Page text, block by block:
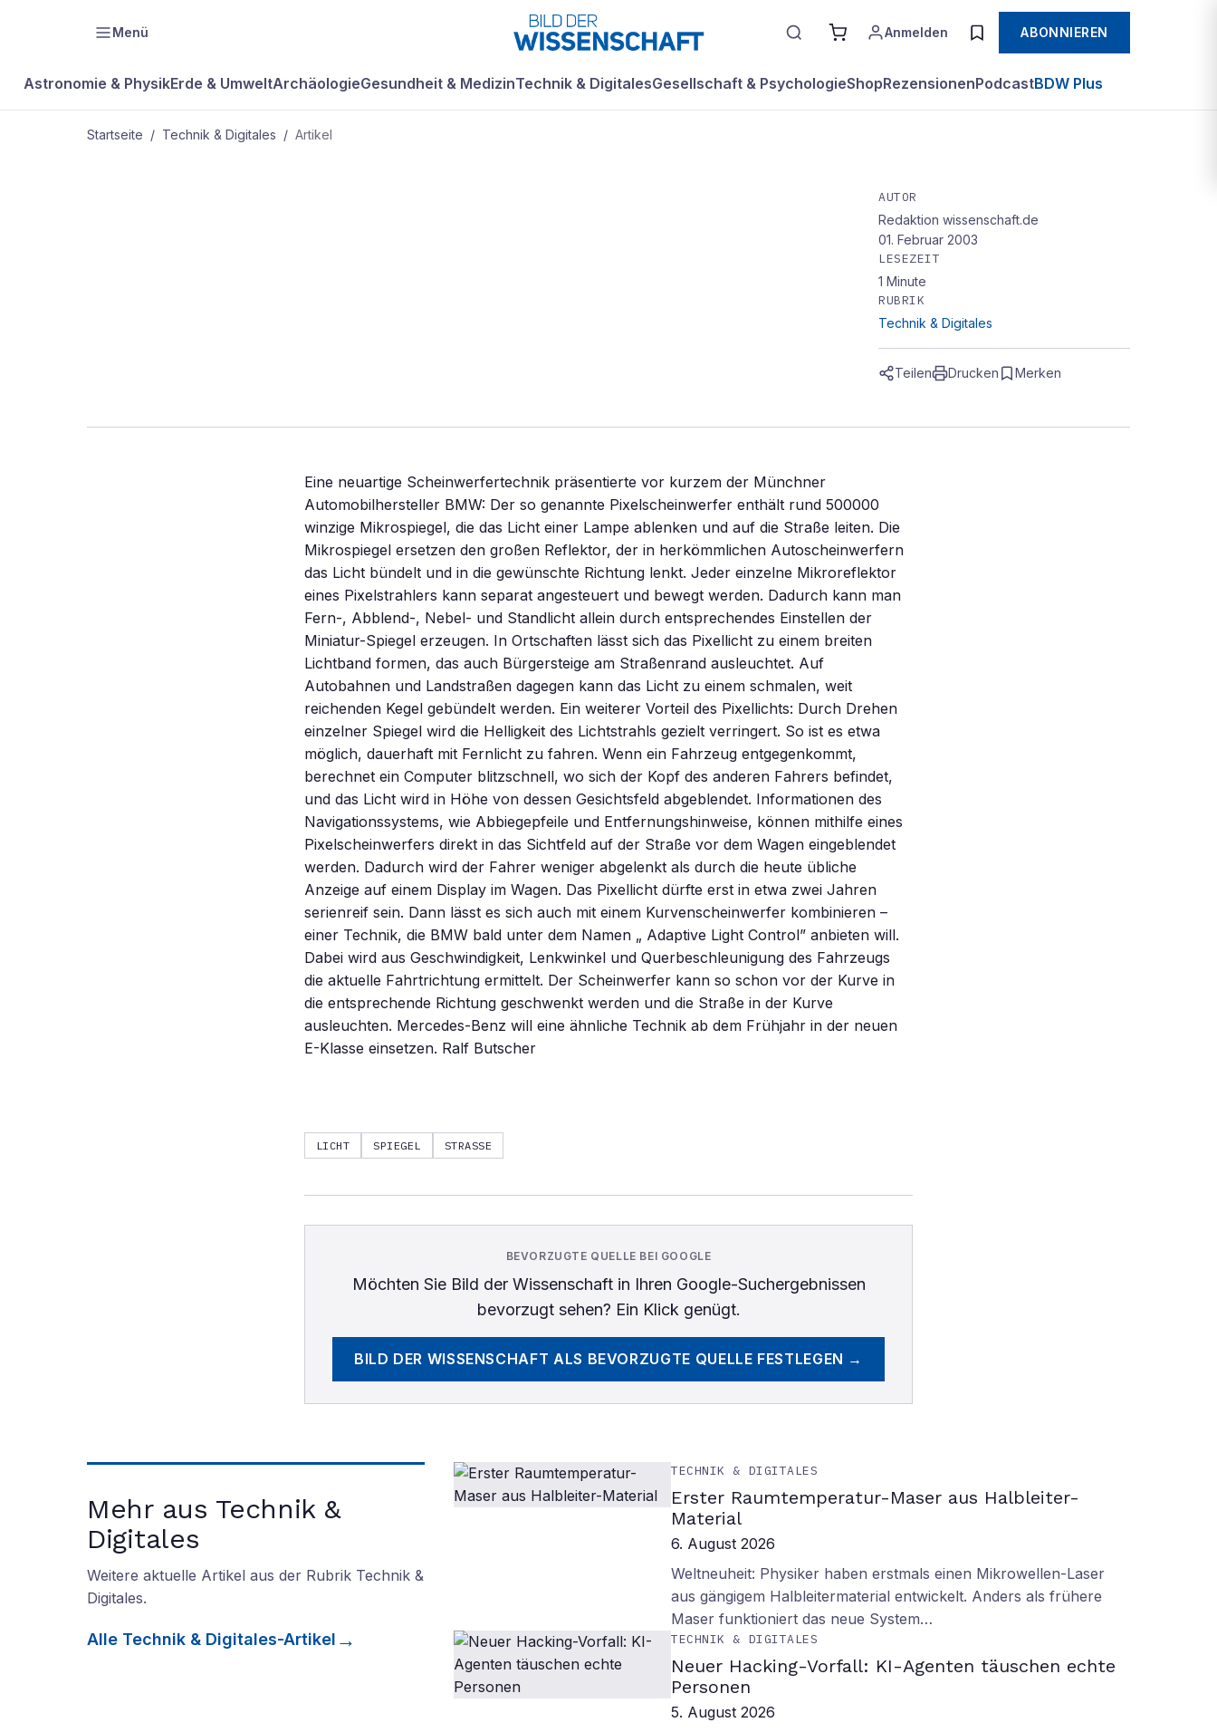
Menü Anmelden ABONNIEREN
Astronomie & PhysikErde & UmweltArchäologieGesundheit & MedizinTechnik & DigitalesGesellschaft & PsychologieShopRezensionenPodcastBDW Plus
Startseite / Technik & Digitales / Artikel
AUTOR
Redaktion wissenschaft.de
01. Februar 2003
LESEZEIT
1 Minute
RUBRIK
Technik & Digitales
Teilen Drucken Merken
Eine neuartige Scheinwerfertechnik präsentierte vor kurzem der Münchner
Automobilhersteller BMW: Der so genannte Pixelscheinwerfer enthält rund 500000
winzige Mikrospiegel, die das Licht einer Lampe ablenken und auf die Straße leiten. Die
Mikrospiegel ersetzen den großen Reflektor, der in herkömmlichen Autoscheinwerfern
das Licht bündelt und in die gewünschte Richtung lenkt. Jeder einzelne Mikroreflektor
eines Pixelstrahlers kann separat angesteuert und bewegt werden. Dadurch kann man
Fern-, Abblend-, Nebel- und Standlicht allein durch entsprechendes Einstellen der
Miniatur-Spiegel erzeugen. In Ortschaften lässt sich das Pixellicht zu einem breiten
Lichtband formen, das auch Bürgersteige am Straßenrand ausleuchtet. Auf
Autobahnen und Landstraßen dagegen kann das Licht zu einem schmalen, weit
reichenden Kegel gebündelt werden. Ein weiterer Vorteil des Pixellichts: Durch Drehen
einzelner Spiegel wird die Helligkeit des Lichtstrahls gezielt verringert. So ist es etwa
möglich, dauerhaft mit Fernlicht zu fahren. Wenn ein Fahrzeug entgegenkommt,
berechnet ein Computer blitzschnell, wo sich der Kopf des anderen Fahrers befindet,
und das Licht wird in Höhe von dessen Gesichtsfeld abgeblendet. Informationen des
Navigationssystems, wie Abbiegepfeile und Entfernungshinweise, können mithilfe eines
Pixelscheinwerfers direkt in das Sichtfeld auf der Straße vor dem Wagen eingeblendet
werden. Dadurch wird der Fahrer weniger abgelenkt als durch die heute übliche
Anzeige auf einem Display im Wagen. Das Pixellicht dürfte erst in etwa zwei Jahren
serienreif sein. Dann lässt es sich auch mit einem Kurvenscheinwerfer kombinieren –
einer Technik, die BMW bald unter dem Namen „ Adaptive Light Control” anbieten will.
Dabei wird aus Geschwindigkeit, Lenkwinkel und Querbeschleunigung des Fahrzeugs
die aktuelle Fahrtrichtung ermittelt. Der Scheinwerfer kann so schon vor der Kurve in
die entsprechende Richtung geschwenkt werden und die Straße in der Kurve
ausleuchten. Mercedes-Benz will eine ähnliche Technik ab dem Frühjahr in der neuen
E-Klasse einsetzen. Ralf Butscher
LICHT SPIEGEL STRASSE
BEVORZUGTE QUELLE BEI GOOGLE
Möchten Sie Bild der Wissenschaftin Ihren Google-Suchergebnissen
bevorzugt sehen? Ein Klick genügt.
BILD DER WISSENSCHAFT ALS BEVORZUGTE QUELLE FESTLEGEN →
Mehr aus Technik &
Digitales
Weitere aktuelle Artikel aus der Rubrik Technik &
Digitales.
Alle Technik & Digitales-Artikel
TECHNIK & DIGITALES
Erster Raumtemperatur-Maser aus Halbleiter-
Material
6. August 2026
Weltneuheit: Physiker haben erstmals einen Mikrowellen-Laser
aus gängigem Halbleitermaterial entwickelt. Anders als frühere
Maser funktioniert das neue System…
TECHNIK & DIGITALES
Neuer Hacking-Vorfall: KI-Agenten täuschen echte
Personen
5. August 2026